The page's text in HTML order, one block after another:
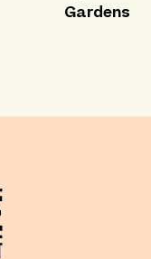
Gardens